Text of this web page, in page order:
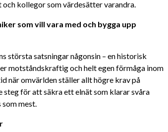
kollegor som värdesätter varandra.
som vill vara med och bygga upp
största satsningar någonsin – en historisk
motståndskraftig och helt egen förmåga inom
när omvärlden ställer allt högre krav på
för att säkra ett elnät som klarar svåra
mest.